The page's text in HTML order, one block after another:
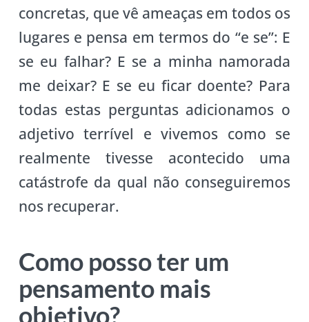
concretas, que vê ameaças em todos os
lugares e pensa em termos do “e se”: E
se eu falhar? E se a minha namorada
me deixar? E se eu ficar doente? Para
todas estas perguntas adicionamos o
adjetivo terrível e vivemos como se
realmente tivesse acontecido uma
catástrofe da qual não conseguiremos
nos recuperar.
Como posso ter um
pensamento mais
objetivo?